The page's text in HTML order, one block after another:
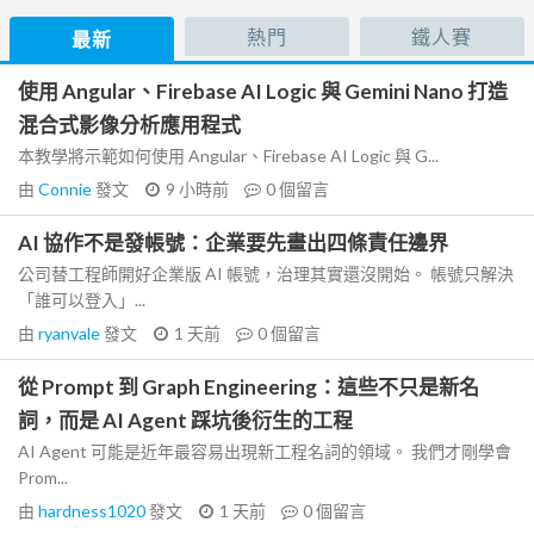
最新 熱門 鐵人賽
使用 Angular、Firebase AI Logic 與 Gemini Nano 打造
混合式影像分析應用程式
本教學將示範如何使用 Angular、Firebase AI Logic 與 G...
由 Connie發文 9 小時前 0個留言
AI 協作不是發帳號：企業要先畫出四條責任邊界
公司替工程師開好企業版 AI 帳號，治理其實還沒開始。 帳號只解決
「誰可以登入」...
由 ryanvale發文 1 天前 0個留言
從 Prompt 到 Graph Engineering：這些不只是新名
詞，而是 AI Agent 踩坑後衍生的工程
AI Agent 可能是近年最容易出現新工程名詞的領域。 我們才剛學會
Prom...
由 hardness1020發文 1 天前 0個留言